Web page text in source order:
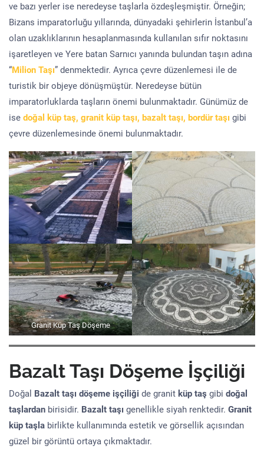
ve bazı yerler ise neredeyse taşlarla özdeşleşmiştir. Örneğin;
Bizans imparatorluğu yıllarında, dünyadaki şehirlerin İstanbul’a
olan uzaklıklarının hesaplanmasında kullanılan sıfır noktasını
işaretleyen ve Yere batan Sarnıcı yanında bulundan taşın adına
“Milion Taşı” denmektedir. Ayrıca çevre düzenlemesi ile de
turistik bir objeye dönüşmüştür. Neredeyse bütün
imparatorluklarda taşların önemi bulunmaktadır. Günümüz de
ise doğal küp taş, granit küp taşı, bazalt taşı, bordür taşı gibi
çevre düzenlemesinde önemi bulunmaktadır.
Granit Küp Taş Döşeme
Bazalt Taşı Döşeme İşçiliği
Doğal Bazalt taşı döşeme işçiliği de granit küp taş gibi doğal
taşlardan birisidir. Bazalt taşı genellikle siyah renktedir. Granit
küp taşla birlikte kullanımında estetik ve görsellik açısından
güzel bir görüntü ortaya çıkmaktadır.